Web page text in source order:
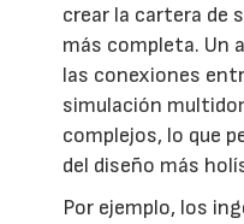
crear la cartera de
más completa. Un
las conexiones
simulación
complejos, lo que
del diseño más
Por ejemplo, los